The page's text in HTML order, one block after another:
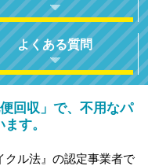
よくある質問
回収」で、不用なパ
す。
クル法』の認定事業者で